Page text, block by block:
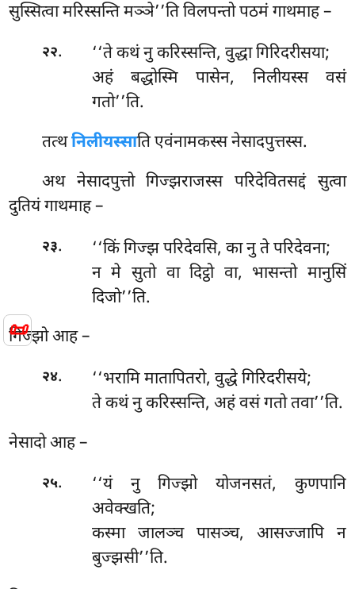
📜
सुस्सित्वा मरिस्सन्ति मञ्ञे’’ति विलपन्तो पठमं गाथमाह –
२२.
‘‘ते कथं नु करिस्सन्ति, वुद्धा गिरिदरीसया;
अहं बद्धोस्मि पासेन, निलीयस्स वसं
गतो’’ति.
तत्थनिलीयस्साति एवंनामकस्स नेसादपुत्तस्स.
अथ नेसादपुत्तो गिज्झराजस्सपरिदेवितसद्दं सुत्वा
दुतियं गाथमाह –
२३.
‘‘किं गिज्झ परिदेवसि, का नु ते परिदेवना;
न मे सुतो वा दिट्ठो वा, भासन्तो मानुसिं
दिजो’’ति.
गिज्झो आह –
२४. ‘‘भरामिमातापितरो, वुद्धे गिरिदरीसये;
ते कथं नु करिस्सन्ति, अहं वसं गतो तवा’’ति.
नेसादो आह –
२५.
‘‘यं नु गिज्झो योजनसतं, कुणपानि
अवेक्खति;
कस्मा जालञ्च पासञ्च, आसज्जापि न
बुज्झसी’’ति.